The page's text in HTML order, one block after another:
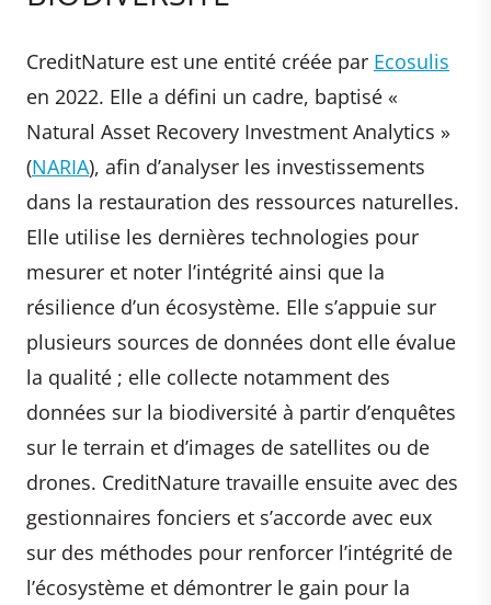
CreditNature est une entité créée par Ecosulis
en 2022. Elle a défini un cadre, baptisé «
Natural Asset Recovery Investment Analytics »
(NARIA), afin d’analyser les investissements
dans la restauration des ressources naturelles.
Elle utilise les dernières technologies pour
mesurer et noter l’intégrité ainsi que la
résilience d’un écosystème. Elle s’appuie sur
plusieurs sources de données dont elle évalue
la qualité ; elle collecte notamment des
données sur la biodiversité à partir d’enquêtes
sur le terrain et d’images de satellites ou de
drones. CreditNature travaille ensuite avec des
gestionnaires fonciers et s’accorde avec eux
sur des méthodes pour renforcer l’intégrité de
l’écosystème et démontrer le gain pour la